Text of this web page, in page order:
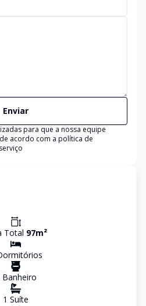
Enviar
para que a nossa equipe
acordo com a política de
Total 97m²
s
Banheiro
1 Suíte